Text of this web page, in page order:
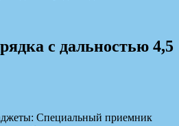
с дальностью 4,5
Специальный приемник